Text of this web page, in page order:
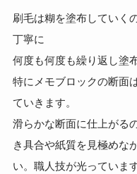
刷毛は糊を塗布していく
丁寧に
何度も何度も繰り返し塗
特にメモブロックの断面
ていきます。
滑らかな断面に仕上がる
き具合や紙質を見極めな
い。職人技が光っています